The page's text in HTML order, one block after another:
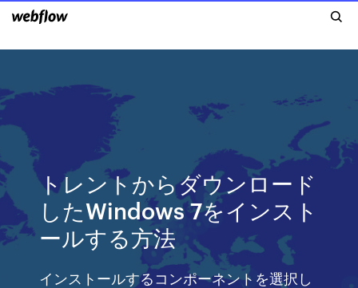
トレントからダウンロード
したWindows 7をインスト
ールする方法
インストールするコンポーネントを選択し